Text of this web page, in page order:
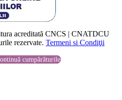
acreditată CNCS | CNATDCU
rezervate. Termeni si Condiţii
cumpărăturile